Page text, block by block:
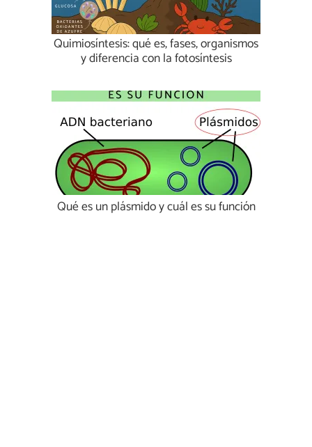
Quimiosíntesis: qué es, fases, organismos
y diferencia con la fotosíntesis
Qué es un plásmido y cuál es su función